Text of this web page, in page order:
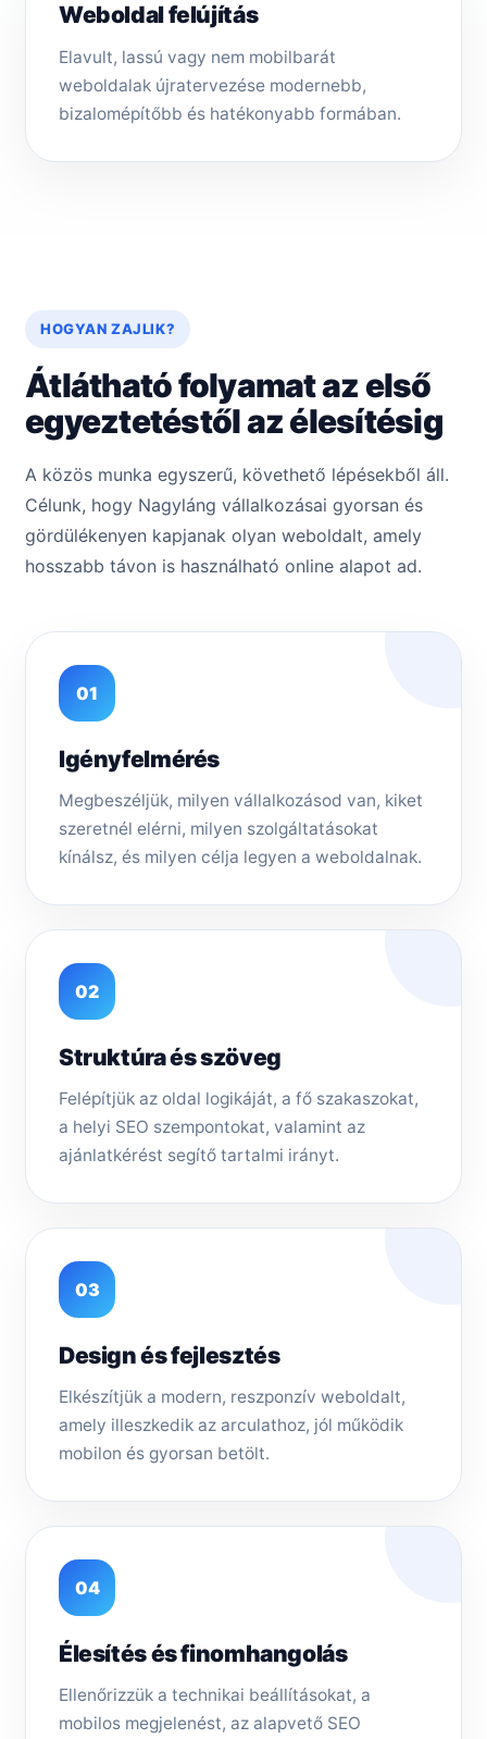
Weboldal felújítás
Elavult, lassú vagy nem mobilbarát
weboldalak újratervezése modernebb,
bizalomépítőbb és hatékonyabb formában.
HOGYAN ZAJLIK?
Átlátható folyamat az első
egyeztetéstől az élesítésig
A közös munka egyszerű, követhető lépésekből áll.
Célunk, hogy Nagyláng vállalkozásai gyorsan és
gördülékenyen kapjanak olyan weboldalt, amely
hosszabb távon is használható online alapot ad.
01
Igényfelmérés
Megbeszéljük, milyen vállalkozásod van, kiket
szeretnél elérni, milyen szolgáltatásokat
kínálsz, és milyen célja legyen a weboldalnak.
02
Struktúra és szöveg
Felépítjük az oldal logikáját, a fő szakaszokat,
a helyi SEO szempontokat, valamint az
ajánlatkérést segítő tartalmi irányt.
03
Design és fejlesztés
Elkészítjük a modern, reszponzív weboldalt,
amely illeszkedik az arculathoz, jól működik
mobilon és gyorsan betölt.
04
Élesítés és finomhangolás
Ellenőrizzük a technikai beállításokat, a
mobilos megjelenést, az alapvető SEO